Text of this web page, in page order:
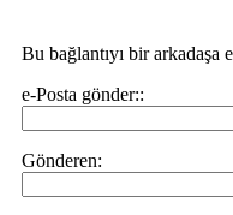
Bu bağlantıyı bir arkadaşa
e-Posta gönder::
Gönderen: